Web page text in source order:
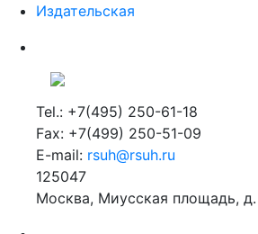
Издательская
Tel.: +7(495) 250-61-18
Fax: +7(499) 250-51-09
E-mail: rsuh@rsuh.ru
125047
Москва, Миусская площадь,